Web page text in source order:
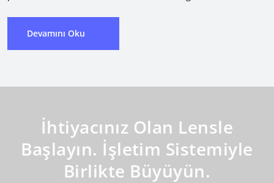
Devamını Oku
İhtiyacınız Olan Lensle
Başlayın. İşletim Sistemiyle
Birlikte Büyüyün.